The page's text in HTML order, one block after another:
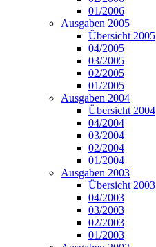
01/2006
Ausgaben 2005
Übersicht 2005
04/2005
03/2005
02/2005
01/2005
Ausgaben 2004
Übersicht 2004
04/2004
03/2004
02/2004
01/2004
Ausgaben 2003
Übersicht 2003
04/2003
03/2003
02/2003
01/2003